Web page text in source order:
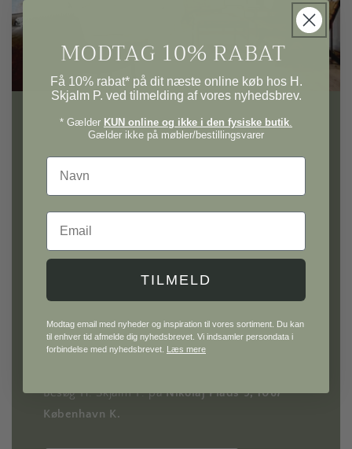
H. Skjalm P.
Hos H. Skjalm P. finder du alt fra knager, lamper
og lampeskærme til metervarer, plakater og
inspirerende bøger. Udforsk også vores GOTS
certificeret afdeling med tekstiler i naturlige
materialer — og gå ikke glip af køkkenafdelingen
med eksklusivt køkkengrej og smukke detaljer
Besøg H. Skjalm P. påNikolaj Plads 9, 1067
København K.
MODTAG 10% RABAT
Få 10% rabat* på dit næste online køb hos H.
Skjalm P. ved tilmelding af vores nyhedsbrev.
* Gælder KUN online og ikke i den fysiske butik
Gælder ikke på møbler/bestillingsvarer
Navn
Email
TILMELD
Modtag email med nyheder og inspiration til vores sortiment. Du kan
til enhver tid afmelde dig nyhedsbrevet. Vi indsamler persondata i
forbindelse med nyhedsbrevet. Læs mere